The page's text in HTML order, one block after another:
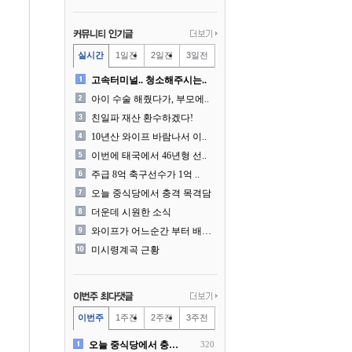
실시간 1일전 2일전 3일전
고속터미널.. 청소해주시는..
아이 수술 해줬다가, 부모에..
친일파 재산 환수하겠다!
10년산 와이프 바람나서 이..
이번에 태국에서 46년형 선..
주급 8억 축구선수가 1억 ..
오늘 중식당에서 충격 목격담
더운데 시원한 소식
와이프가 어느순간 부터 배달..
미시령계곡 근황
이번주 1주전 2주전 3주전
오늘 중식당에서 충격 목격담 320